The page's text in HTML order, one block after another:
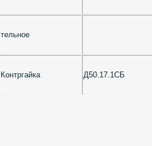
тельное
Контргайка Д50.17.1СБ